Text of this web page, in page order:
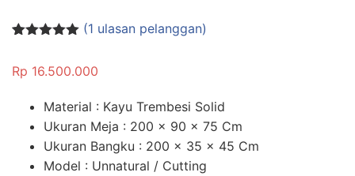
berdasarka
(1 ulasan pelanggan)
Rp 16.500.000
Material : Kayu Trembesi Solid
Ukuran Meja : 200 x 90 x 75 Cm
Ukuran Bangku : 200 x 35 x 45 Cm
Model : Unnatural / Cutting